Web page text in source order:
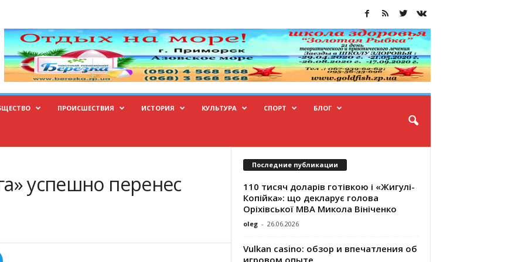
ПРОИСШЕСТВИЯ ИСТОРИЯ КУЛЬТУРА СПОРТ БЛОГ
успешно перенес
Последние публикации
110 тисяч доларів готівкою і «Жигулі-
Копійка»: що декларує голова
Оріхівської МВА Микола Вініченко
oleg - 26.06.2026
Vulkan casino: обзор и впечатления об
игровом опыте